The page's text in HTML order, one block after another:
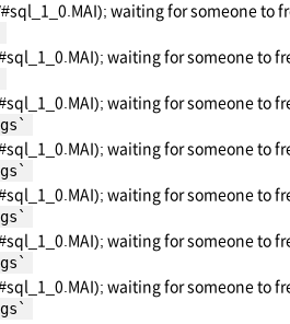
waiting for someone to
waiting for someone to
waiting for someone to
waiting for someone to
waiting for someone to
waiting for someone to
waiting for someone to